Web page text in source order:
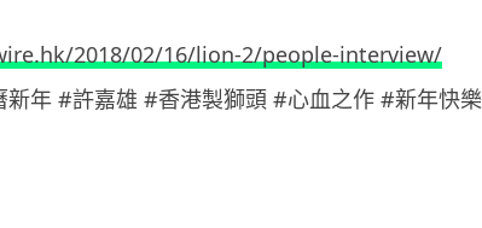
2018/02/16/lion-2/people-interview/
年 #許嘉雄 #香港製獅頭 #心血之作 #新年快樂